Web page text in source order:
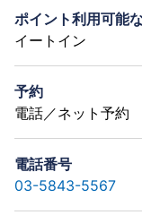
ポイント利用可能
イートイン
予約
電話／ネット予約
電話番号
03-5843-5567